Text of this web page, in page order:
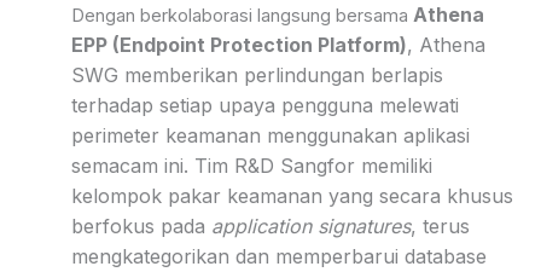
Dengan berkolaborasi langsung bersama Athena
EPP (Endpoint Protection Platform), Athena
SWG memberikan perlindungan berlapis
terhadap setiap upaya pengguna melewati
perimeter keamanan menggunakan aplikasi
semacam ini. Tim R&D Sangfor memiliki
kelompok pakar keamanan yang secara khusus
berfokus pada application signatures, terus
mengkategorikan dan memperbarui database